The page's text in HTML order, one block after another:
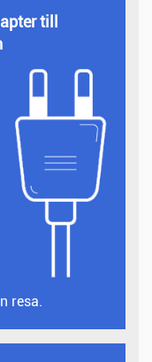
till
resa.